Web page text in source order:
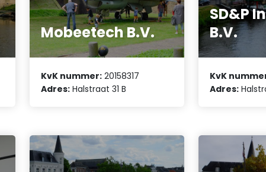
Mobeetech B.V.
KvK nummer: 20158317
Adres: Halstraat 31 B
SD&P
B.V.
KvK
Adres: